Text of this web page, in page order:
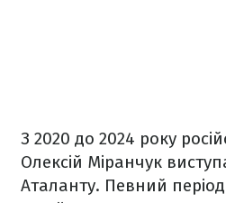
З 2020 до 2024 року
Олексій Міранчук
Аталанту. Певний